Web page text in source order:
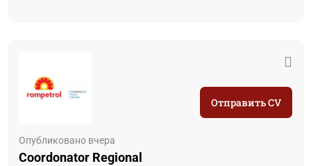
Опубликовано вчера
Coordonator Regional
Отправить CV